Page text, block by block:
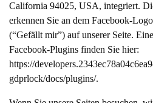
California 94025, USA, integriert.
erkennen Sie an dem Facebook-
(“Gefällt mir”) auf unserer Seite.
Facebook-Plugins finden Sie hier:
https://
gdprlock/docs/plugins/.